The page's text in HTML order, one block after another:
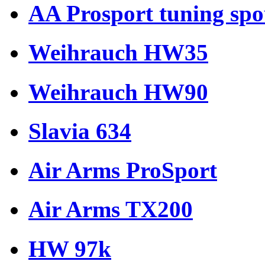
AA Prosport tuning
Weihrauch HW35
Weihrauch HW90
Slavia 634
Air Arms ProSport
Air Arms TX200
HW 97k